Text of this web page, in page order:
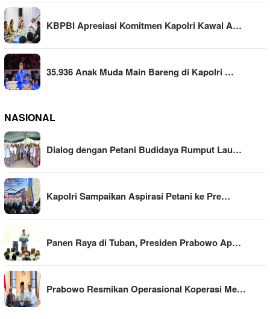
KBPBI Apresiasi Komitmen Kapolri Kawal A…
35.936 Anak Muda Main Bareng di Kapolri …
NASIONAL
Dialog dengan Petani Budidaya Rumput Lau…
Kapolri Sampaikan Aspirasi Petani ke Pre…
Panen Raya di Tuban, Presiden Prabowo Ap…
Prabowo Resmikan Operasional Koperasi Me…